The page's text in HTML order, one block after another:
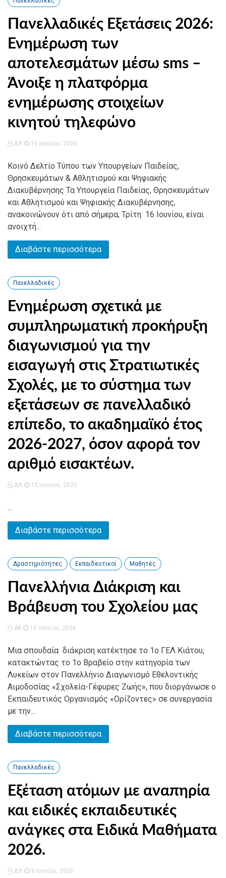
Πανελλαδικές Εξετάσεις 2026:
Ενημέρωση των
αποτελεσμάτων μέσω sms –
Άνοιξε η πλατφόρμα
ενημέρωσης στοιχείων
κινητού τηλεφώνο
ΔΛ 16 Ιουνίου, 2026
Κοινό Δελτίο Τύπου των Υπουργείων Παιδείας,
Θρησκευμάτων & Αθλητισμού και Ψηφιακής
Διακυβέρνησης Τα Υπουργεία Παιδείας, Θρησκευμάτων
και Αθλητισμού και Ψηφιακής Διακυβέρνησης,
ανακοινώνουν ότι από σήμερα, Τρίτη 16 Ιουνίου, είναι
ανοιχτή...
Διαβάστε περισσότερα
Πανελλαδικές
Ενημέρωση σχετικά με
συμπληρωματική προκήρυξη
διαγωνισμού για την
εισαγωγή στις Στρατιωτικές
Σχολές, με το σύστημα των
εξετάσεων σε πανελλαδικό
επίπεδο, το ακαδημαϊκό έτος
2026-2027, όσον αφορά τον
αριθμό εισακτέων.
ΔΛ 15 Ιουνίου, 2026
...
Διαβάστε περισσότερα
Δραστηριότητες Εκπαιδευτικοί Μαθητές
Πανελλήνια Διάκριση και
Βράβευση του Σχολείου μας
AK 10 Ιουνίου, 2026
Μια σπουδαία διάκριση κατέκτησε το 1ο ΓΕΛ Κιάτου,
κατακτώντας το 1ο Βραβείο στην κατηγορία των
Λυκείων στον Πανελλήνιο Διαγωνισμό Εθελοντικής
Αιμοδοσίας «Σχολεία-Γέφυρες Ζωής», που διοργάνωσε ο
Εκπαιδευτικός Οργανισμός «Ορίζοντες» σε συνεργασία
με την...
Διαβάστε περισσότερα
Πανελλαδικές
Εξέταση ατόμων με αναπηρία
και ειδικές εκπαιδευτικές
ανάγκες στα Ειδικά Μαθήματα
2026.
ΔΛ 9 Ιουνίου, 2026